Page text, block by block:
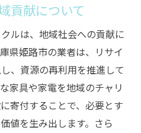
貢献について
ルは、地域社会への貢献に
県姫路市の業者は、リサイ
、資源の再利用を推進して
家具や家電を地域のチャリ
寄付することで、必要とす
値を生み出します。さら